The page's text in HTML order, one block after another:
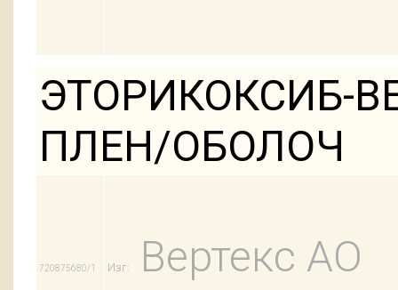
ЭТОРИКОКСИБ-
ПЛЕН/ОБОЛОЧ
720875680/1 Изг: Вертекс АО